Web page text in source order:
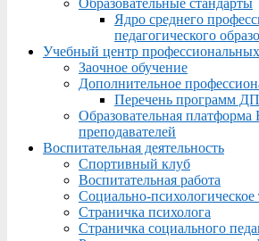
Образовательные стандарты
Ядро среднего
педагогического
Учебный центр
Заочное обучение
Дополнительное
Перечень программ
Образовательная
преподавателей
Воспитательная деятельность
Спортивный клуб
Воспитательная работа
Социально-психологическое
Страничка психолога
Страничка социального